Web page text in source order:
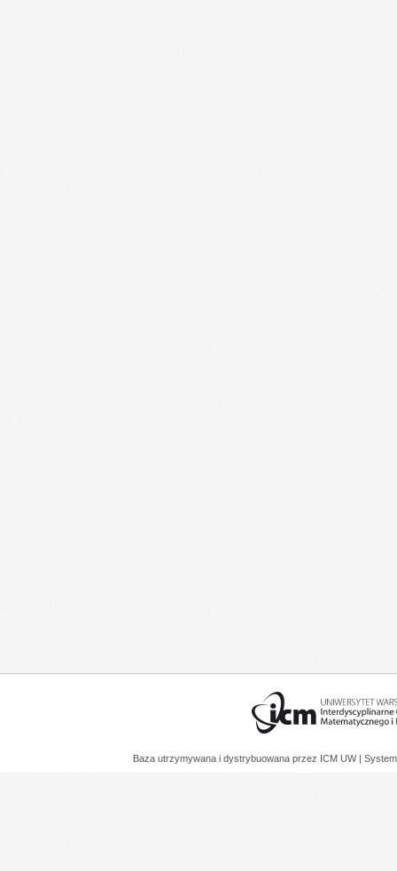
Baza utrzymywana i dystrybuowana przez ICM UW |